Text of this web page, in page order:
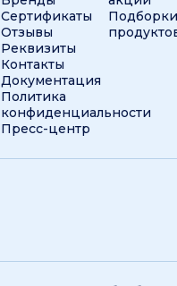
Сертификаты
Отзывы
Реквизиты
Контакты
Документация
Политика
конфиденциальности
Пресс-центр
Подборки